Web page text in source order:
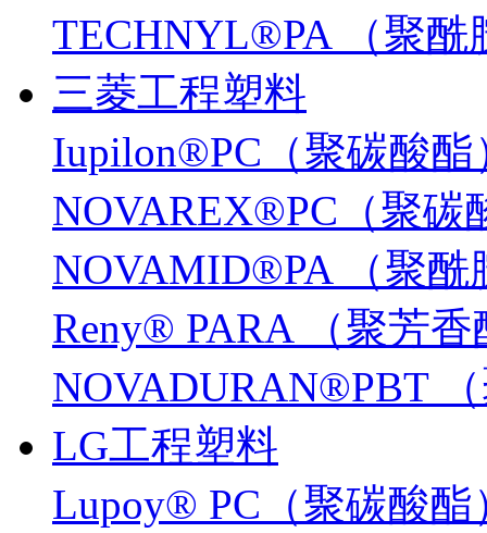
TECHNYL®PA （聚酰
三菱工程塑料
Iupilon®PC（聚碳酸酯
NOVAREX®PC（聚碳
NOVAMID®PA （聚酰
Reny® PARA （聚芳香
NOVADURAN®PBT
LG工程塑料
Lupoy® PC（聚碳酸酯